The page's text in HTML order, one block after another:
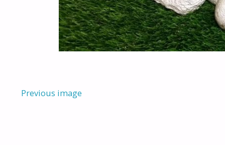
Previous image